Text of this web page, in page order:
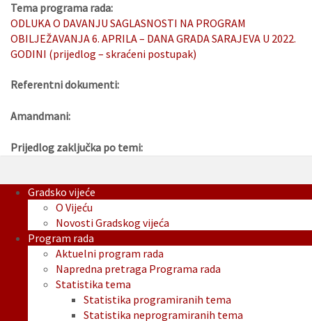
Tema programa rada:
ODLUKA O DAVANJU SAGLASNOSTI NA PROGRAM
OBILJEŽAVANJA 6. APRILA – DANA GRADA SARAJEVA U 2022.
GODINI (prijedlog – skraćeni postupak)
Referentni dokumenti:
Amandmani:
Prijedlog zaključka po temi:
Gradsko vijeće
O Vijeću
Novosti Gradskog vijeća
Program rada
Aktuelni program rada
Napredna pretraga Programa rada
Statistika tema
Statistika programiranih tema
Statistika neprogramiranih tema